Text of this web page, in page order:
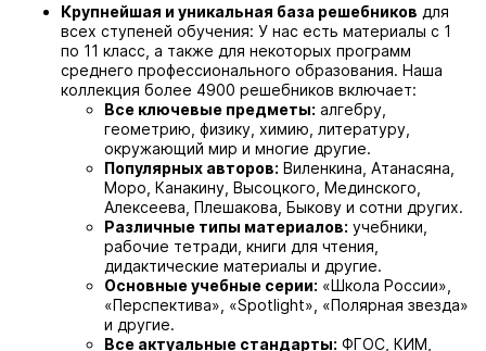
Крупнейшая и уникальная база решебников для
всех ступеней обучения: У нас есть материалы с 1
по 11 класс, а также для некоторых программ
среднего профессионального образования. Наша
коллекция более 4900 решебников включает:
Все ключевые предметы: алгебру,
геометрию, физику, химию, литературу,
окружающий мир и многие другие.
Популярных авторов: Виленкина, Атанасяна,
Моро, Канакину, Высоцкого, Мединского,
Алексеева, Плешакова, Быкову и сотни других.
Различные типы материалов: учебники,
рабочие тетради, книги для чтения,
дидактические материалы и другие.
Основные учебные серии: «Школа России»,
«Перспектива», «Spotlight», «Полярная звезда»
и другие.
Все актуальные стандарты: ФГОС, КИМ,